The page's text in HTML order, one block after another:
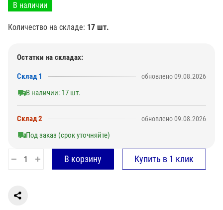
В наличии
Количество на складе: 17 шт.
Остатки на складах:
Склад 1 обновлено 09.08.2026
В наличии: 17 шт.
Склад 2 обновлено 09.08.2026
Под заказ (срок уточняйте)